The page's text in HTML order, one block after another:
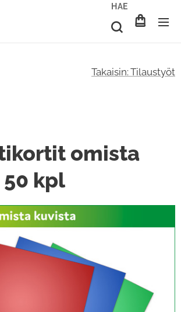
HAE
Takaisin: Tilaustyöt
omista
kpl